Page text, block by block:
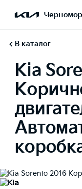
В каталог
Kia